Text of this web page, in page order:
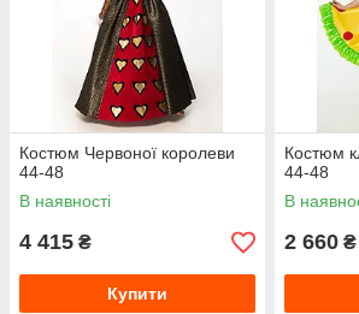
Костюм Червоної королеви
44-48
В наявності
4 415 ₴
Купити
Костюм
44-48
В
2 660 ₴